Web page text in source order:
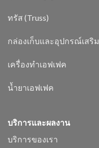
ทรัส (Truss)
กล่องเก็บและอุปกรณ์เสริม
เครื่องทำเอฟเฟค
น้ำยาเอฟเฟค
บริการและผลงาน
บริการของเรา